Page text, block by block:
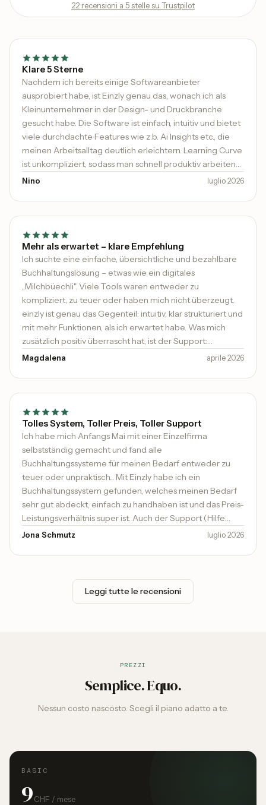
22 recensioni a 5 stelle su Trustpilot
Klare 5 Sterne
Nachdem ich bereits einige Softwareanbieter
ausprobiert habe, ist Einzly genau das, wonach ich als
Kleinunternehmer in der Design- und Druckbranche
gesucht habe. Die Software ist einfach, intuitiv und bietet
viele durchdachte Features wie z.b. Ai Insights etc., die
meinen Arbeitsalltag deutlich erleichtern. Learning Curve
ist unkompliziert, sodass man schnell produktiv arbeiten
kann. Besonders hervorheben möchte ich den
immer hilfsbereit. Man merkt, dass hier viel Wert auf die
Zufriedenheit der Kunden gelegt wird. Klare 5 Sterne und
absolute Empfehlung für alle, die eine moderne und
benutzerfreundliche Lösung suchen!
Nino luglio 2026
Mehr als erwartet – klare Empfehlung
Ich suchte eine einfache, übersichtliche und bezahlbare
Buchhaltungslösung – etwas wie ein digitales
„Milchbüechli". Viele Tools waren entweder zu
kompliziert, zu teuer oder haben mich nicht überzeugt.
einzly ist genau das Gegenteil: intuitiv, klar strukturiert und
mit mehr Funktionen, als ich erwartet habe. Was mich
zusätzlich positiv überrascht hat, ist der Support:
persönlich, geduldig und wirklich hilfsbereit. Es ist heute
nimmt und proaktiv Unterstützung anbietet.
Magdalena aprile 2026
Tolles System, Toller Preis, Toller Support
Ich habe mich Anfangs Mai mit einer Einzelfirma
selbstständig gemacht und fand alle
Buchhaltungssysteme für meinen Bedarf entweder zu
teuer oder unpraktisch... Mit Einzly habe ich ein
Buchhaltungssystem gefunden, welches meinen Bedarf
sehr gut abdeckt, einfach zu handhaben ist und das Preis-
Leistungsverhältnis super ist. Auch der Support (Hilfe
kommt sehr schnell und kompetent) ist top. Ich kann es
Jona Schmutz luglio 2026
Leggi tutte le recensioni
PREZZI
Semplice. Equo.
Nessun costo nascosto. Scegli il piano adatto a te.
BASIC
9 CHF / mese